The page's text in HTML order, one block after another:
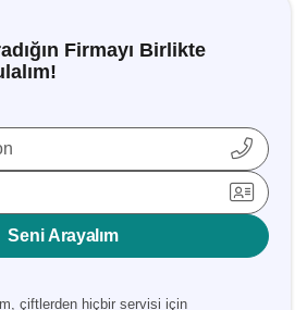
Firmayı Birlikte
Seni Arayalım
çiftlerden hiçbir servisi için